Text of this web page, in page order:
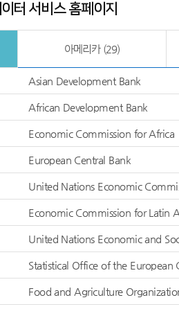
터 서비스 홈페이지
아메리카 (29)
Asian Development Bank
African Development Bank
Economic Commission for Africa
European Central Bank
United Nations Economic
Economic Commission for Latin
United Nations Economic and
Statistical Office of the
Food and Agriculture